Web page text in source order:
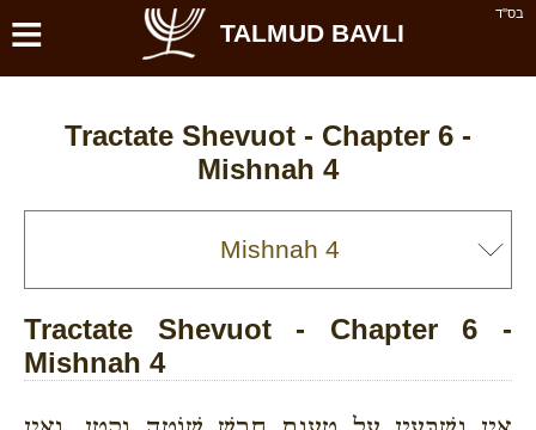
בס''ד ≡ TALMUD BAVLI
Tractate Shevuot - Chapter 6 -
Mishnah 4
Tractate Shevuot - Chapter 6 -
Mishnah 4